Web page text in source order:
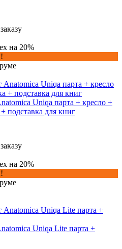
на 20%
Uniqa парта + кресло +
подставка для книг
на 20%
Uniqa Lite парта +